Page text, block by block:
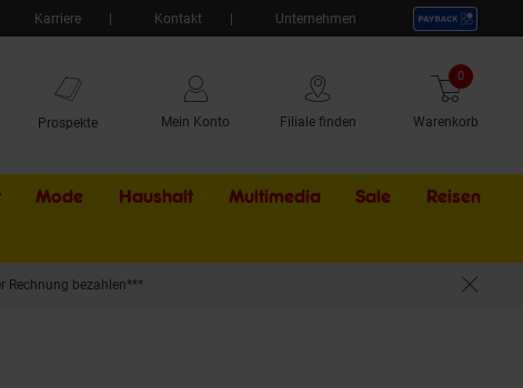
Karriere Kontakt Unternehmen
Prospekte Mein Konto Filiale finden Warenkorb
0 Artikel
Mode Haushalt Multimedia Sale Externer
Reisen
Rechnung bezahlen***